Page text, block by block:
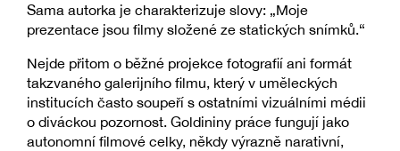
Sama autorka je charakterizuje slovy: „Moje
prezentace jsou filmy složené ze statických snímků.“
Nejde přitom o běžné projekce fotografií ani formát
takzvaného galerijního filmu, který v uměleckých
institucích často soupeří s ostatními vizuálními médii
o diváckou pozornost. Goldininy práce fungují jako
autonomní filmové celky, někdy výrazně narativní,